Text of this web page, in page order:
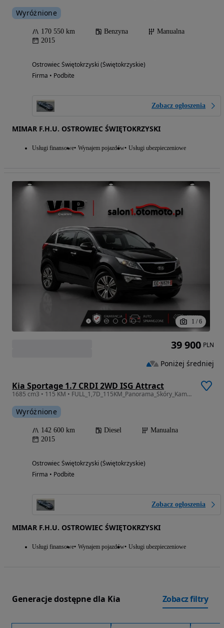
Wyróżnione
170 550 km Benzyna
Manualna
2015
Ostrowiec Świętokrzyski (Świętokrzyskie)
Firma • Podbite
Zobacz ogłoszenia
MIMAR F.H.U. OSTROWIEC ŚWIĘTOKRZYSKI
Usługi finansowe Wynajem pojazdów Usługi ubezpieczeniowe
1 / 6
Kia Sportage 1.7 CRDI 2WD ISG Attract
1685 cm3 • 115 KM • FULL_1,7D_115KM_Panorama_Skóry_Kamera Navi_Gwarancj
Wyróżnione
142 600 km Diesel
Manualna
2015
Ostrowiec Świętokrzyski (Świętokrzyskie)
Firma • Podbite
Zobacz ogłoszenia
MIMAR F.H.U. OSTROWIEC ŚWIĘTOKRZYSKI
Usługi finansowe Wynajem pojazdów Usługi ubezpieczeniowe
39 900 PLN
Poniżej średniej
Generacje dostępne dla Kia Zobacz filtry